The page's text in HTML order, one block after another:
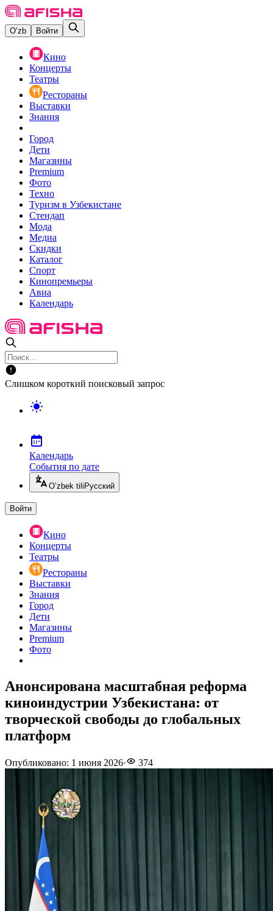
O‘zb Войти
Кино
Концерты
Театры
Рестораны
Выставки
Знания
Город
Дети
Магазины
Premium
Фото
Техно
Туризм в Узбекистане
Стендап
Мода
Медиа
Скидки
Каталог
Спорт
Кинопремьеры
Авиа
Календарь
Слишком короткий поисковый запрос
Календарь
События по дате
O’zbek tili Русский
Войти
Кино
Концерты
Театры
Рестораны
Выставки
Знания
Город
Дети
Магазины
Premium
Фото
Анонсирована масштабная реформа
киноиндустрии Узбекистана: от
творческой свободы до глобальных
платформ
Опубликовано: 1 июня 2026· 374